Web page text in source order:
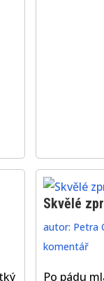
Skvělé
autor: Petra
komentář
Po pádu